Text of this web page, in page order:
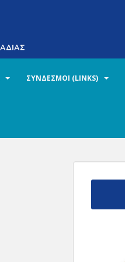
ΣΥΝΔΕΣΜΟΙ (LINKS)